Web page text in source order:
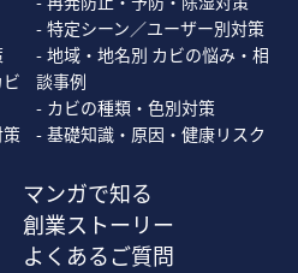
特定シーン／ユーザー別対策
地域・地名別 カビの悩み・相
談事例
カビの種類・色別対策
基礎知識・原因・健康リスク
マンガで知る
創業ストーリー
よくあるご質問